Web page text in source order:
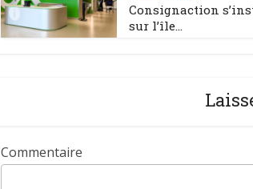
Consignaction
sur l’île...
Commentaire